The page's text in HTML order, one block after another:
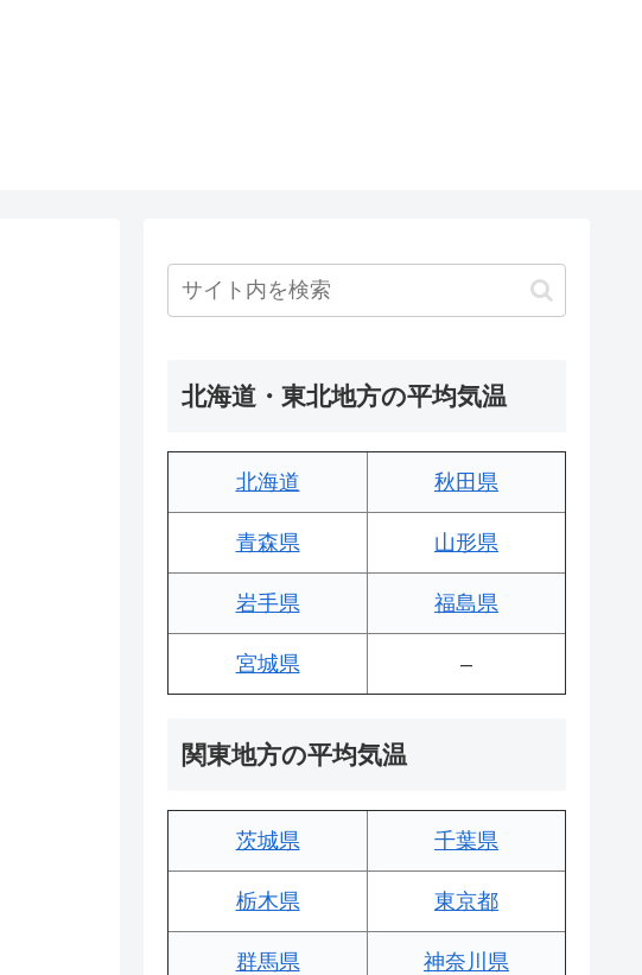
北海道・東北地方の平均気温
北海道 秋田県
青森県 山形県
岩手県 福島県
宮城県 –
関東地方の平均気温
茨城県 千葉県
栃木県 東京都
群馬県 神奈川県